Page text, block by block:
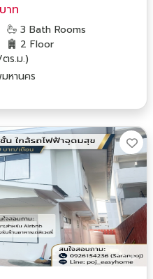
าท
3 Bath Rooms
2 Floor
ร.ม.)
หานคร